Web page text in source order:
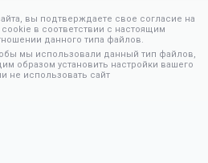
вы подтверждаете свое согласие на
в соответствии с настоящим
данного типа файлов.
мы использовали данный тип файлов,
образом установить настройки вашего
не использовать сайт